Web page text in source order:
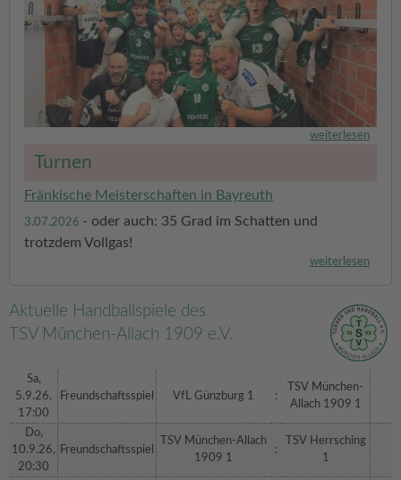
weiterlesen
Turnen
Fränkische Meisterschaften in Bayreuth
3.07.2026 - oder auch: 35 Grad im Schatten und
trotzdem Vollgas!
weiterlesen
Aktuelle Handballspiele des
TSV München-Allach 1909 e.V.
Sa,
5.9.26,
17:00
Freundschaftsspiel VfL Günzburg 1 :
TSV München-
Allach 1909 1
Do,
10.9.26,
20:30
Freundschaftsspiel
TSV München-Allach
1909 1
:
TSV Herrsching
1